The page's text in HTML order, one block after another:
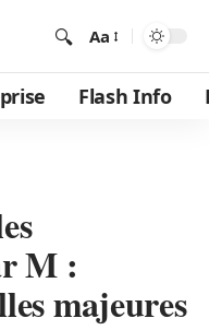
Aa
Flash Info
M :
majeures